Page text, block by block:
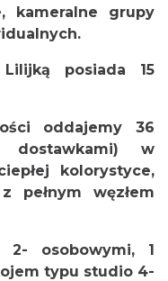
kameralne grupy
posiada 15
oddajemy 36
dostawkami) w
kolorystyce,
pełnym węzłem
2- osobowymi, 1
typu studio 4-